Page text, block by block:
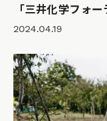
「三井化学フォ
2024.04.19